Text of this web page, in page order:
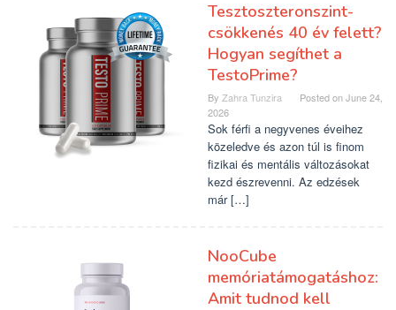
Tesztoszteronszint-
csökkenés 40 év felett?
Hogyan segíthet a
TestoPrime?
By Zahra Tunzira Posted onJune 24,
2026
Sok férfi a negyvenes éveihez
közeledve és azon túl is finom
fizikai és mentális változásokat
kezd észrevenni. Az edzések
már […]
NooCube
memóriatámogatáshoz:
Amit tudnod kell